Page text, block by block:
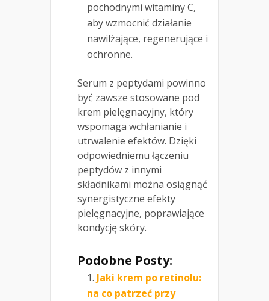
pochodnymi witaminy C,
aby wzmocnić działanie
nawilżające, regenerujące i
ochronne.
Serum z peptydami powinno
być zawsze stosowane pod
krem pielęgnacyjny, który
wspomaga wchłanianie i
utrwalenie efektów. Dzięki
odpowiedniemu łączeniu
peptydów z innymi
składnikami można osiągnąć
synergistyczne efekty
pielęgnacyjne, poprawiające
kondycję skóry.
Podobne Posty:
Jaki krem po retinolu:
na co patrzeć przy